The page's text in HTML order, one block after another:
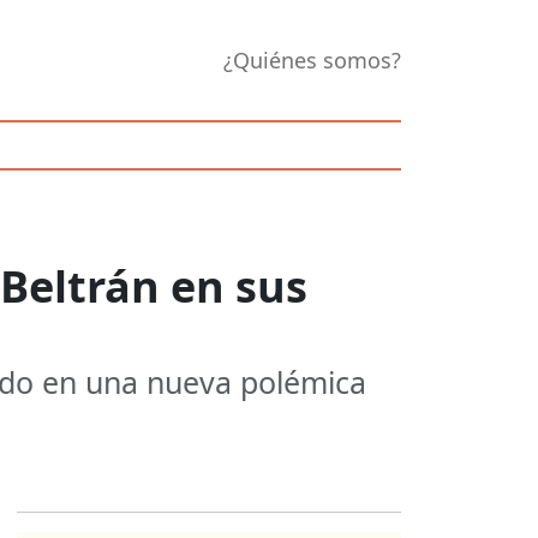
¿Quiénes somos?
en sus
en una nueva polémica